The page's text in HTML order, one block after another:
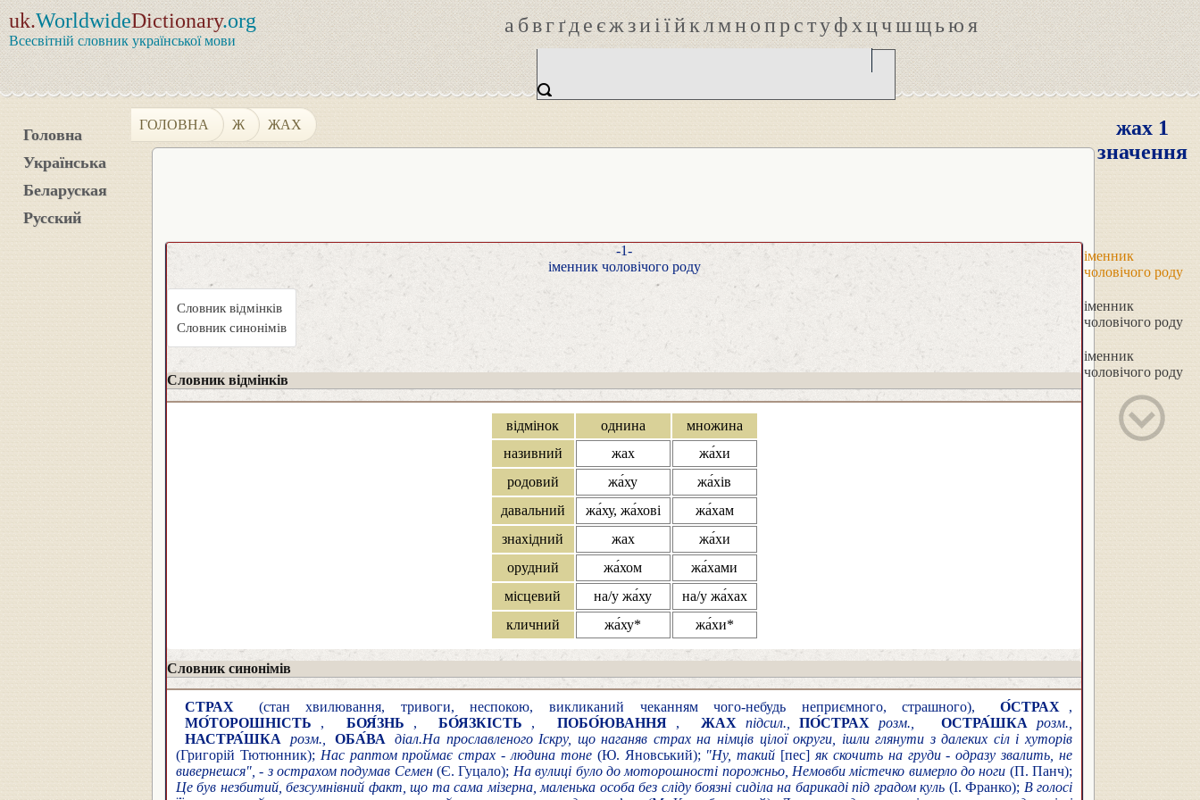
uk.WorldwideDictionary.org
Всесвітній словник української мови
абвгґдеєжзиіїйклмнопрстуфхцчшщьюя
Головна
Українська
Беларуская
Русский
ГОЛОВНА Ж ЖАХ
жах 1
значення
іменник
чоловічого роду
іменник
чоловічого роду
іменник
чоловічого роду
-1-
іменник чоловічого роду
Словник відмінків
Словник синонімів
Словник відмінків
відмінок однина
множина
називний
жах
жа́хи
родовий
жа́ху
жа́хів
давальний
жа́ху, жа́хові
жа́хам
знахідний
жах
жа́хи
орудний
жа́хом
жа́хами
місцевий
на/у жа́ху
на/у жа́хах
кличний
жа́ху* жа́хи*
Словник синонімів
СТРАХ (стан хвилювання, тривоги, неспокою, викликаний чеканням чого-небудь неприємного, страшного), О́СТРАХ
,
МО́ТОРОШНІСТЬ
, БОЯ́ЗНЬ , БО́ЯЗКІСТЬ , ПОБО́ЮВАННЯ , ЖАХ підсил., ПО́СТРАХ розм., ОСТРА́ШКА
розм.,
НАСТРА́ШКА
розм., ОБА́ВА діал.На прославленого Іскру, що наганяв страх на німців цілої округи, ішли глянути з далеких сіл і хуторів
(Григорій Тютюнник); Нас раптом проймає страх - людина тоне(Ю. Яновський); "Ну, такий [пес]як скочить на груди - одразу звалить, не
вивернешся", - з острахом подумав Семен(Є. Гуцало); На вулиці було до моторошності порожньо, Немовби містечко вимерло до ноги (П. Панч);
Це був незбитий, безсумнівний факт, що та сама мізерна, маленька особа без сліду боязні сиділа на барикаді під градом куль (І. Франко); В голосі